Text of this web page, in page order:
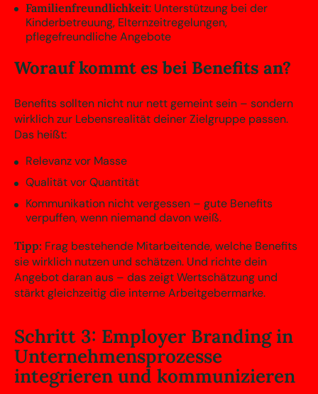
Familienfreundlichkeit: Unterstützung bei der
Kinderbetreuung, Elternzeitregelungen,
pflegefreundliche Angebote
Worauf kommt es bei Benefits an?
Benefits sollten nicht nur nett gemeint sein – sondern
wirklich zur Lebensrealität deiner Zielgruppe passen.
Das heißt:
Relevanz vor Masse
Qualität vor Quantität
Kommunikation nicht vergessen – gute Benefits
verpuffen, wenn niemand davon weiß.
Tipp: Frag bestehende Mitarbeitende, welche Benefits
sie wirklich nutzen und schätzen. Und richte dein
Angebot daran aus – das zeigt Wertschätzung und
stärkt gleichzeitig die interne Arbeitgebermarke.
Schritt 3: Employer Branding in
Unternehmensprozesse
integrieren und kommunizieren